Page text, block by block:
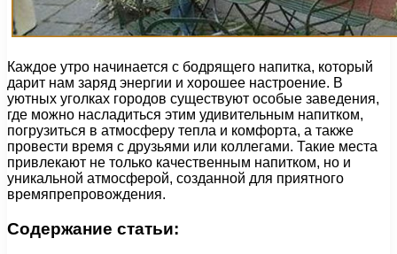
Каждое утро начинается с бодрящего напитка, который
дарит нам заряд энергии и хорошее настроение. В
уютных уголках городов существуют особые заведения,
где можно насладиться этим удивительным напитком,
погрузиться в атмосферу тепла и комфорта, а также
провести время с друзьями или коллегами. Такие места
привлекают не только качественным напитком, но и
уникальной атмосферой, созданной для приятного
времяпрепровождения.
Содержание статьи: